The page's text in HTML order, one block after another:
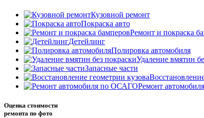
Кузовной ремонт
Покраска авто
Ремонт и покраска
Детейлинг
Полировка автомобиля
Удаление вмятин
Запасные части
Ремонт
Оценка стоимости
ремонта по фото